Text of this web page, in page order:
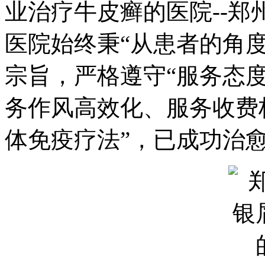
业治疗牛皮癣的医院--郑
医院始终秉“从患者的角
宗旨，严格遵守“服务态
务作风高效化、服务收
体免疫疗法”，已成功治